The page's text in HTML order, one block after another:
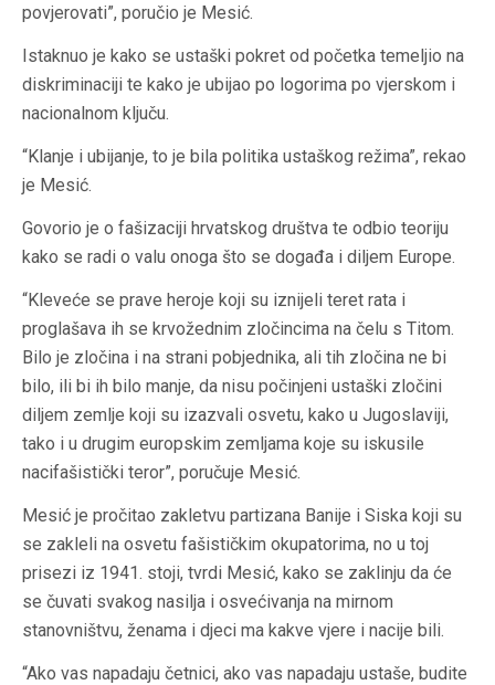
povjerovati”, poručio je Mesić.
Istaknuo je kako se ustaški pokret od početka temeljio na
diskriminaciji te kako je ubijao po logorima po vjerskom i
nacionalnom ključu.
“Klanje i ubijanje, to je bila politika ustaškog režima”, rekao
je Mesić.
Govorio je o fašizaciji hrvatskog društva te odbio teoriju
kako se radi o valu onoga što se događa i diljem Europe.
“Kleveće se prave heroje koji su iznijeli teret rata i
proglašava ih se krvožednim zločincima na čelu s Titom.
Bilo je zločina i na strani pobjednika, ali tih zločina ne bi
bilo, ili bi ih bilo manje, da nisu počinjeni ustaški zločini
diljem zemlje koji su izazvali osvetu, kako u Jugoslaviji,
tako i u drugim europskim zemljama koje su iskusile
nacifašistički teror”, poručuje Mesić.
Mesić je pročitao zakletvu partizana Banije i Siska koji su
se zakleli na osvetu fašističkim okupatorima, no u toj
prisezi iz 1941. stoji, tvrdi Mesić, kako se zaklinju da će
se čuvati svakog nasilja i osvećivanja na mirnom
stanovništvu, ženama i djeci ma kakve vjere i nacije bili.
“Ako vas napadaju četnici, ako vas napadaju ustaše, budite